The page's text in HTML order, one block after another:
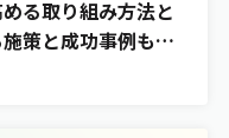
る取り組み方法と
策と成功事例も紹